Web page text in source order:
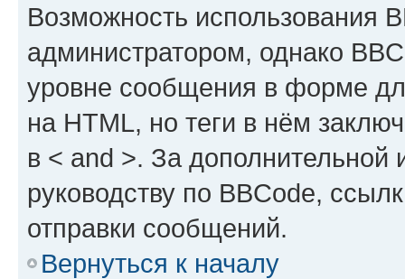
Возможность использования
администратором, однако
уровне сообщения в форме
на HTML, но теги в нём
в < and >. За
руководству по BBCode,
отправки сообщений.
Вернуться к началу